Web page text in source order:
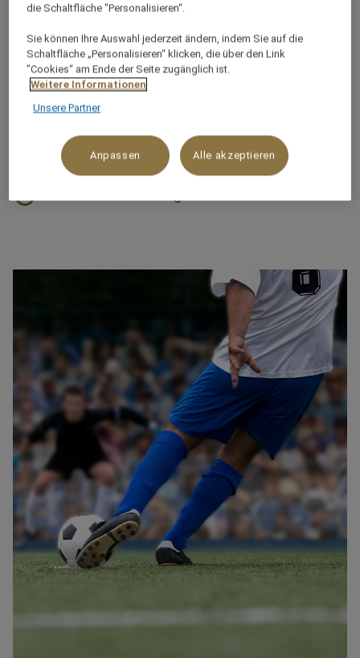
Mövenpick Hotel Stuttgart Airport zu erreichen. Bitte
besuchen Sie die Webseite der Wilhelma, da die
Öffnungszeiten von Monat zu Monat unterschiedlich
Tierpark
Botanischer Garten
die Schaltfläche "Personalisieren“.
Sie können Ihre Auswahl jederzeit ändern, indem Sie auf die
Schaltfläche „Personalisieren“ klicken, die über den Link
"Cookies“ am Ende der Seite zugänglich ist.
Weitere Informationen
Unsere Partner
Anpassen Alle akzeptieren